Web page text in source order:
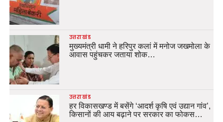
उत्तराखंड
मुख्यमंत्री धामी ने हरिपुर कलां में मनोज जखमोला के
आवास पहुंचकर जताया शोक…
उत्तराखंड
हर विकासखण्ड में बसेंगे ‘आदर्श कृषि एवं उद्यान गांव’,
किसानों की आय बढ़ाने पर सरकार का फोकस…